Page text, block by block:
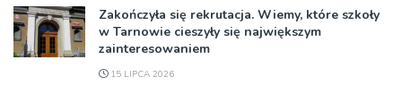
Zakończyła się rekrutacja. Wiemy, które szkoły
w Tarnowie cieszyły się największym
zainteresowaniem
15 LIPCA 2026